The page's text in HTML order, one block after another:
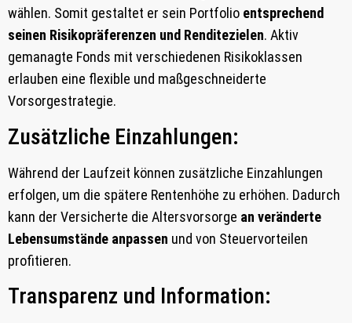
wählen. Somit gestaltet er sein Portfolio entsprechend
seinen Risikopräferenzen und Renditezielen. Aktiv
gemanagte Fonds mit verschiedenen Risikoklassen
erlauben eine flexible und maßgeschneiderte
Vorsorgestrategie.
Zusätzliche Einzahlungen:
Während der Laufzeit können zusätzliche Einzahlungen
erfolgen, um die spätere Rentenhöhe zu erhöhen. Dadurch
kann der Versicherte die Altersvorsorge an veränderte
Lebensumstände anpassen und von Steuervorteilen
profitieren.
Transparenz und Information: